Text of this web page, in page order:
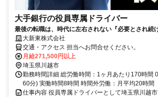
大手銀行の役員専属ドライバー
最後の転職は、時代に左右されない『必要とされ続
大新東株式会社
交通・アクセス 担当へお問合せください。
月給271,500円以上
埼玉県川越市
勤務時間詳細 総労働時間：1ヶ月あたり170時間
60分) 実働時間8時間 時間外労働：月平均20時間
仕事内容 役員専属ドライバーとして埼玉県川越